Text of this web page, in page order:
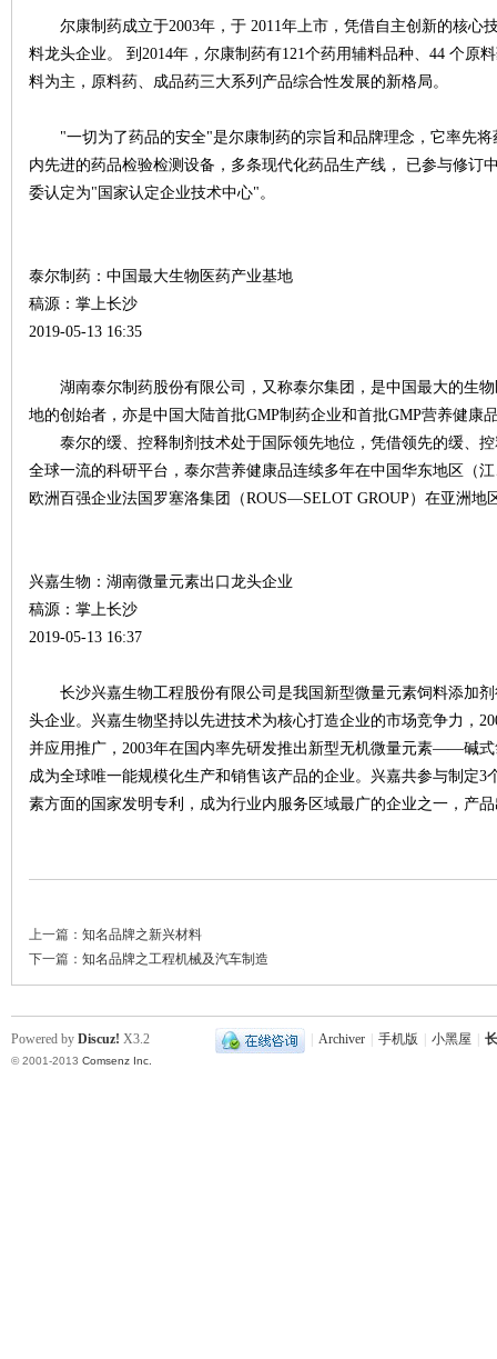
尔康制药成立于2003年，于 2011年上市，凭借自主创新的核心
料龙头企业。 到2014年，尔康制药有121个药用辅料品种、44 个原
料为主，原料药、成品药三大系列产品综合性发展的新格局。
"一切为了药品的安全"是尔康制药的宗旨和品牌理念，它率先将
内先进的药品检验检测设备，多条现代化药品生产线， 已参与修订
委认定为"国家认定企业技术中心"。
泰尔制药：中国最大生物医药产业基地
稿源：掌上长沙
2019-05-13 16:35
湖南泰尔制药股份有限公司，又称泰尔集团，是中国最大的生
地的创始者，亦是中国大陆首批GMP制药企业和首批GMP营养健康
泰尔的缓、控释制剂技术处于国际领先地位，凭借领先的缓、控
全球一流的科研平台，泰尔营养健康品连续多年在中国华东地区（
欧洲百强企业法国罗塞洛集团（ROUS—SELOT GROUP）在亚洲地
兴嘉生物：湖南微量元素出口龙头企业
稿源：掌上长沙
2019-05-13 16:37
长沙兴嘉生物工程股份有限公司是我国新型微量元素饲料添加剂
头企业。兴嘉生物坚持以先进技术为核心打造企业的市场竞争力，
并应用推广，2003年在国内率先研发推出新型无机微量元素——碱
成为全球唯一能规模化生产和销售该产品的企业。兴嘉共参与制定3
素方面的国家发明专利，成为行业内服务区域最广的企业之一，产
上一篇： 知名品牌之新兴材料
下一篇： 知名品牌之工程机械及汽车制造
Archiver 手机版 小黑屋
Powered by Discuz! X3.2
© 2001-2013 Comsenz Inc.